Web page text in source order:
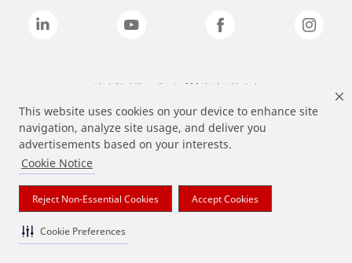
This website uses cookies on your device to enhance site
navigation, analyze site usage, and deliver you
advertisements based on your interests.
Cookie Notice
Reject Non-Essential Cookies Accept Cookies
Cookie Preferences
상기 열거된 브랜드는 3M의 상표입니다.